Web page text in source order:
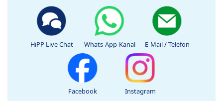
HiPP Live Chat Whats-App-Kanal E-Mail / Telefon
Facebook Instagram